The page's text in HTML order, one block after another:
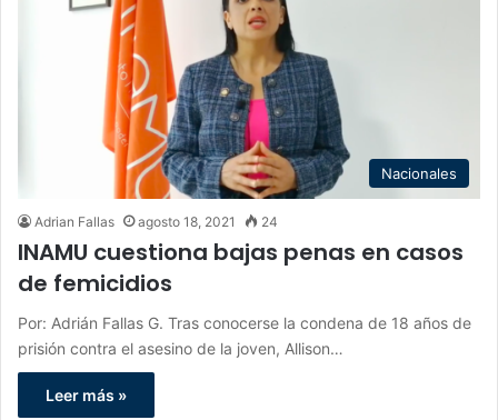
Nacionales
Adrian Fallas agosto 18, 2021 24
INAMU cuestiona bajas penas en casos
de femicidios
Por: Adrián Fallas G. Tras conocerse la condena de 18 años de
prisión contra el asesino de la joven, Allison…
Leer más »